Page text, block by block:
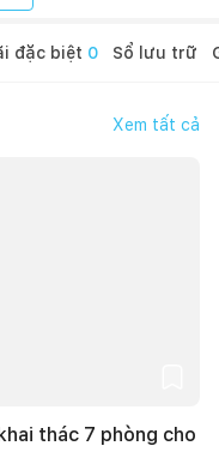
đặc biệt 0 Sổ lưu trữ
Xem tất cả
thác 7 phòng cho